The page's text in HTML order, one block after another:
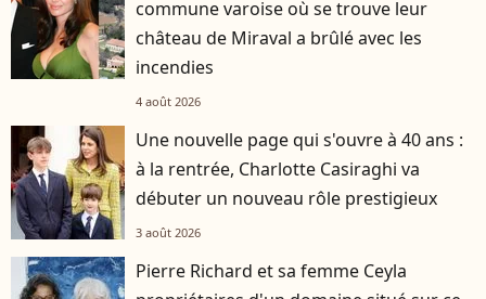
commune varoise où se trouve leur
château de Miraval a brûlé avec les
incendies
4 août 2026
Une nouvelle page qui s'ouvre à 40 ans :
à la rentrée, Charlotte Casiraghi va
débuter un nouveau rôle prestigieux
3 août 2026
Pierre Richard et sa femme Ceyla